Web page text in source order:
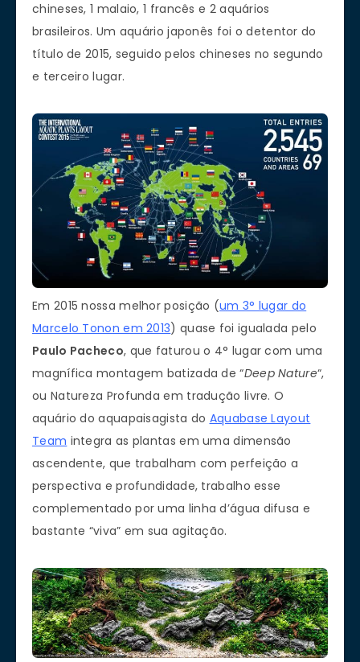
chineses, 1 malaio, 1 francês e 2 aquários
brasileiros. Um aquário japonês foi o detentor do
título de 2015, seguido pelos chineses no segundo
e terceiro lugar.
Em 2015 nossa melhor posição (um 3° lugar do
Marcelo Tonon em 2013) quase foi igualada pelo
Paulo Pacheco, que faturou o 4° lugar com uma
magnífica montagem batizada de “Deep Nature“,
ou Natureza Profunda em tradução livre. O
aquário do aquapaisagista do Aquabase Layout
Team integra as plantas em uma dimensão
ascendente, que trabalham com perfeição a
perspectiva e profundidade, trabalho esse
complementado por uma linha d’água difusa e
bastante “viva” em sua agitação.